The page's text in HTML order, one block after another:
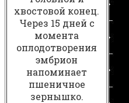
хвостовой конец.
Через 15 дней с
момента
оплодотворения
эмбрион
напоминает
пшеничное
зернышко.